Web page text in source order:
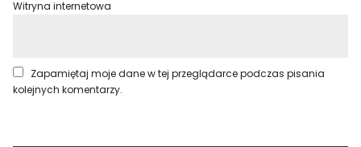
Witryna internetowa
Zapamiętaj moje dane w tej przeglądarce podczas pisania
kolejnych komentarzy.